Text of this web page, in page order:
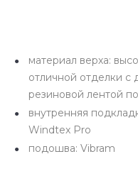
материал верха:
отличной отделки с
резиновой лентой
внутренняя
Windtex Pro
подошва: Vibram